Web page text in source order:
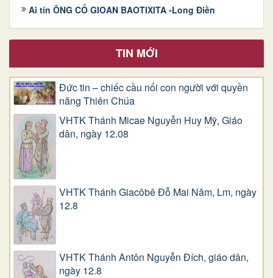
Ai tín ÔNG CỐ GIOAN BAOTIXITA -Long Điền
TIN MỚI
Đức tin – chiếc cầu nối con người với quyền
năng Thiên Chúa
VHTK Thánh Micae Nguyễn Huy Mỹ, Giáo
dân, ngày 12.08
VHTK Thánh Giacôbê Ðỗ Mai Năm, Lm, ngày
12.8
VHTK Thánh Antôn Nguyễn Ðích, giáo dân,
ngày 12.8